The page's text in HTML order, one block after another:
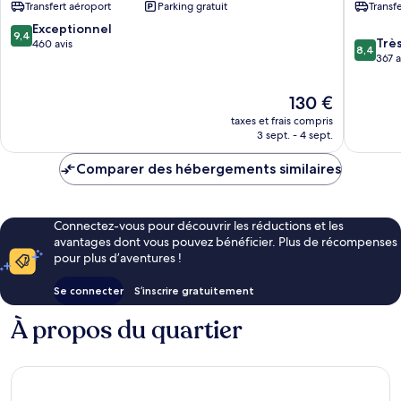
Spa
Rakovica
Transfert aéroport
Parking gratuit
9.4
sur
9,4 Exceptionnel
460 avis
Le
nouveau
prix
de
130 €
taxes et frais compris
3 sept. - 4 sept.
8.4
sur
8,4
367
Comparer des hébergements similaires
Connectez-vous pour découvrir les réductions et les
avantages dont vous pouvez bénéficier. Plus de récompenses
pour plus d’aventures !
Se connecter S’inscrire gratuitement
À propos du quartier